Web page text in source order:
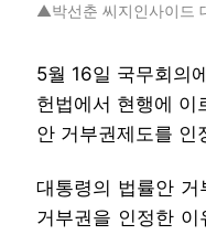
▲박선춘 씨지인사이드
5월 16일 국무회의
헌법에서 현행에 이
안 거부권제도를 인
대통령의 법률안 거
거부권을 인정한